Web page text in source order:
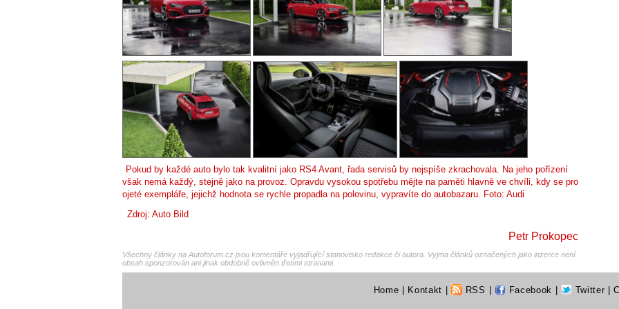
Pokud by každé auto bylo tak kvalitní jako RS4 Avant, řada servisů by nejspíše zkrachovala. Na jeho pořízení
však nemá každý, stejně jako na provoz. Opravdu vysokou spotřebu mějte na paměti hlavně ve chvíli, kdy se pro
ojeté exempláře, jejichž hodnota se rychle propadla na polovinu, vypravíte do autobazaru. Foto: Audi
Zdroj: Auto Bild
Petr Prokopec
Všechny články na Autoforum.cz jsou komentáře vyjadřující stanovisko redakce či autora. Vyjma článků označených jako inzerce není
obsah sponzorován ani jinak obdobně ovlivněn třetími stranami.
Home Kontakt RSS Facebook Twitter |